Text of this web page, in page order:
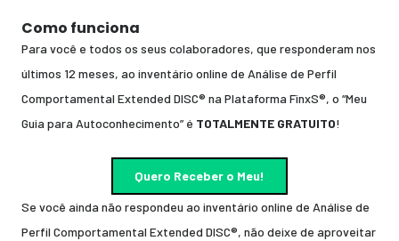
Como funciona
Para você e todos os seus colaboradores, que responderam nos
últimos 12 meses, ao inventário online de Análise de Perfil
Comportamental Extended DISC® na Plataforma FinxS®, o “Meu
Guia para Autoconhecimento” é TOTALMENTE GRATUITO!
Quero Receber o Meu!
Se você ainda não respondeu ao inventário online de Análise de
Perfil Comportamental Extended DISC®, não deixe de aproveitar